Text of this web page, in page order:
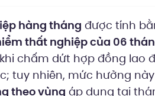
hàng tháng được tính
thất nghiệp của 06
chấm dứt hợp đồng lao
tuy nhiên, mức hưởng này
theo vùng áp dụng tại